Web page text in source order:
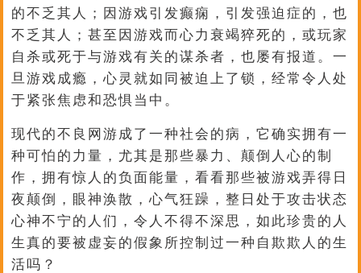
的不乏其人；因游戏引发癫痫，引发强迫症的，也
不乏其人；甚至因游戏而心力衰竭猝死的，或玩家
自杀或死于与游戏有关的谋杀者，也屡有报道。一
旦游戏成瘾，心灵就如同被迫上了锁，经常令人处
于紧张焦虑和恐惧当中。
现代的不良网游成了一种社会的病，它确实拥有一
种可怕的力量，尤其是那些暴力、颠倒人心的制
作，拥有惊人的负面能量，看看那些被游戏弄得日
夜颠倒，眼神涣散，心气狂躁，整日处于攻击状态
心神不宁的人们，令人不得不深思，如此珍贵的人
生真的要被虚妄的假象所控制过一种自欺欺人的生
活吗？